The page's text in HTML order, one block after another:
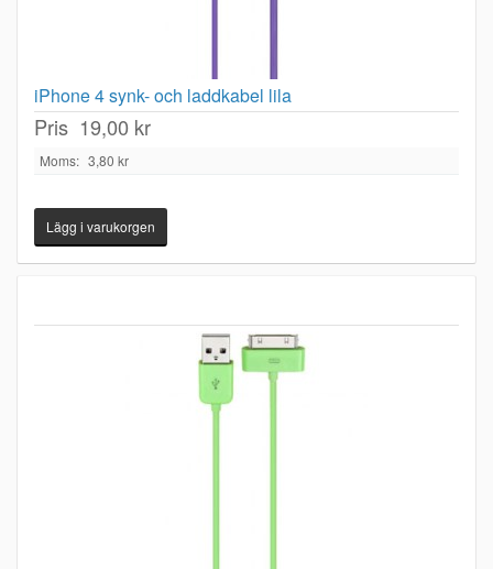
iPhone 4 synk- och laddkabel lila
Pris 19,00 kr
Moms: 3,80 kr